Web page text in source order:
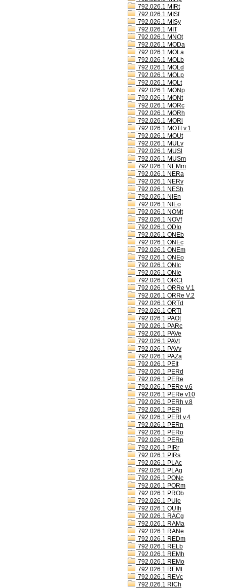
792.026.1 MIRt
792.026.1 MISf
792.026.1 MISy
792.026.1 MIT
792.026.1 MNOt
792.026.1 MODa
792.026.1 MOLa
792.026.1 MOLb
792.026.1 MOLd
792.026.1 MOLp
792.026.1 MOLt
792.026.1 MONp
792.026.1 MONt
792.026.1 MORc
792.026.1 MORh
792.026.1 MORl
792.026.1 MOTt v.1
792.026.1 MOUt
792.026.1 MULv
792.026.1 MUSl
792.026.1 MUSm
792.026.1 NEMm
792.026.1 NERa
792.026.1 NERv
792.026.1 NESh
792.026.1 NIEn
792.026.1 NIEo
792.026.1 NOMt
792.026.1 NOVf
792.026.1 ODIo
792.026.1 ONEb
792.026.1 ONEc
792.026.1 ONEm
792.026.1 ONEo
792.026.1 ONIc
792.026.1 ONIe
792.026.1 ORCt
792.026.1 ORRe V.1
792.026.1 ORRe V.2
792.026.1 ORTd
792.026.1 ORTi
792.026.1 PAOt
792.026.1 PARc
792.026.1 PAVe
792.026.1 PAVt
792.026.1 PAVv
792.026.1 PAZa
792.026.1 PEIt
792.026.1 PERd
792.026.1 PERe
792.026.1 PERe v.6
792.026.1 PERe v10
792.026.1 PERh v.8
792.026.1 PERj
792.026.1 PERl v.4
792.026.1 PERn
792.026.1 PERo
792.026.1 PERp
792.026.1 PIRr
792.026.1 PIRs
792.026.1 PLAc
792.026.1 PLAg
792.026.1 PONc
792.026.1 PORm
792.026.1 PROb
792.026.1 PUIe
792.026.1 QUIh
792.026.1 RACg
792.026.1 RAMa
792.026.1 RANe
792.026.1 REDm
792.026.1 RELb
792.026.1 REMh
792.026.1 REMo
792.026.1 REMt
792.026.1 REVc
792.026.1 RICh